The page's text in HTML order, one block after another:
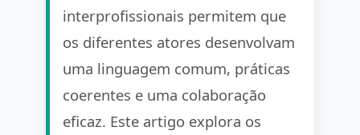
interprofissionais permitem que
os diferentes atores desenvolvam
uma linguagem comum, práticas
coerentes e uma colaboração
eficaz. Este artigo explora os